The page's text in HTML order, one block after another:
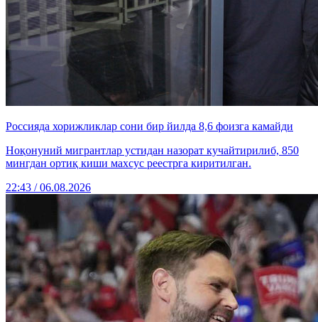
Россияда хорижликлар сони бир йилда 8,6 фоизга камайди
Ноқонуний мигрантлар устидан назорат кучайтирилиб, 850
мингдан ортиқ киши махсус реестрга киритилган.
22:43 / 06.08.2026